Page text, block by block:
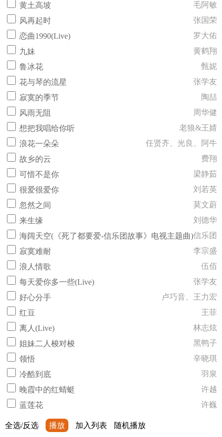
黄土高坡
毛阿敏
风再起时
张国荣
恋曲1990(Live)
罗大佑
九妹
黄鹤翔
鲁冰花
甄妮
花与琴的流星
张学友
寂寞的季节
陶喆
风雨无阻
周华健
想把我唱给你听
老狼&王婧
浪花一朵朵
任贤齐、光良、阿牛
故乡的云
费翔
可惜不是你
梁静茹
很爱很爱你
刘若英
忽然之间
莫文蔚
来生缘
刘德华
海阔天空(《死了都要爱-信乐团故事》电视主题曲)信乐团
寂寞难耐
李宗盛
浪人情歌
伍佰
每天爱你多一些(Live)
张学友
好心分手
卢巧音、王力宏
红豆
王菲
离人(Live)
林志炫
姐妹二人梭对梭
黑鸭子
领悟
辛晓琪
冷酷到底
羽泉
晚霞中的红蜻蜓
许越
蓝莲花
许巍
全选/反选 播放 加入列表 随机播放